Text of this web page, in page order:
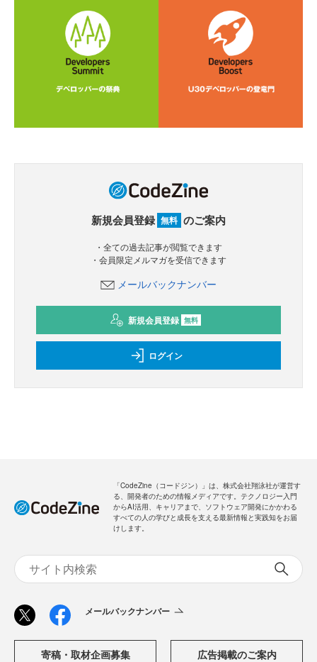
新規会員登録 無料 のご案内
・全ての過去記事が閲覧できます
・会員限定メルマガを受信できます
メールバックナンバー
新規会員登録 無料
ログイン
「CodeZine（コードジン）」は、株式会社翔泳社が運営す
る、開発者のための情報メディアです。テクノロジー入門
からAI活用、キャリアまで、ソフトウェア開発にかかわる
すべての人の学びと成長を支える最新情報と実践知をお届
けします。
メールバックナンバー
寄稿・取材企画募集 広告掲載のご案内